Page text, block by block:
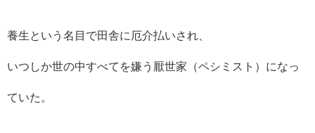
養生という名目で田舎に厄介払いされ、
いつしか世の中すべてを嫌う厭世家（ペシミスト）になっ
ていた。